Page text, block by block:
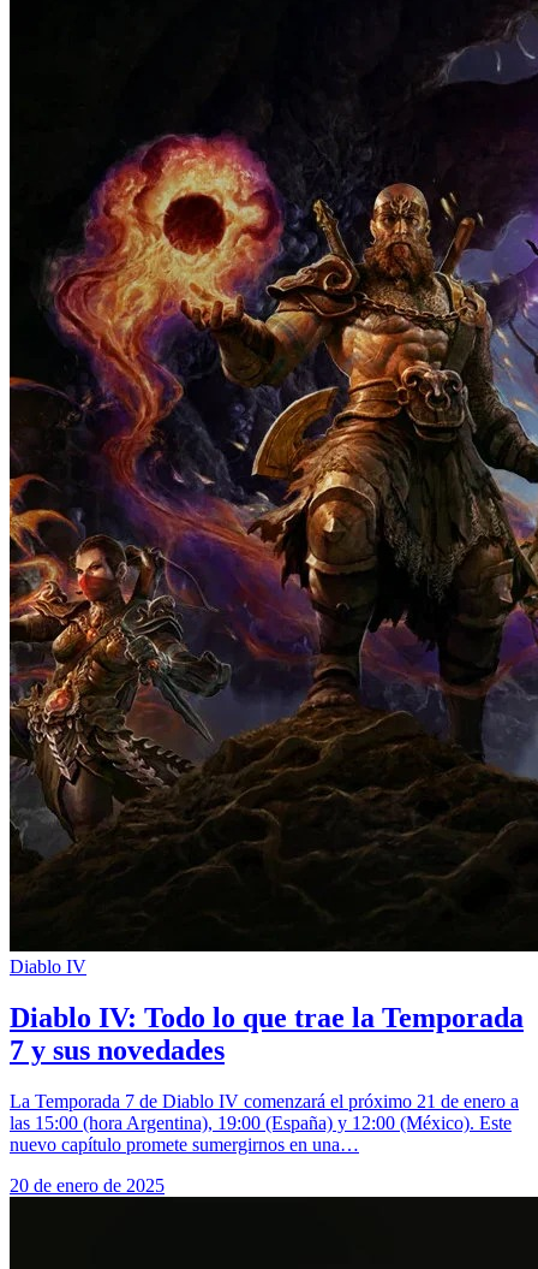
Diablo IV
Diablo IV: Todo lo que trae la Temporada
7 y sus novedades
La Temporada 7 de Diablo IV comenzará el próximo 21 de enero a
las 15:00 (hora Argentina), 19:00 (España) y 12:00 (México). Este
nuevo capítulo promete sumergirnos en una…
20 de enero de 2025